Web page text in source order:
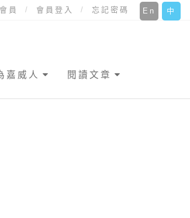
中
En
員 會員登入 忘記密碼
嘉威人 閱讀文章